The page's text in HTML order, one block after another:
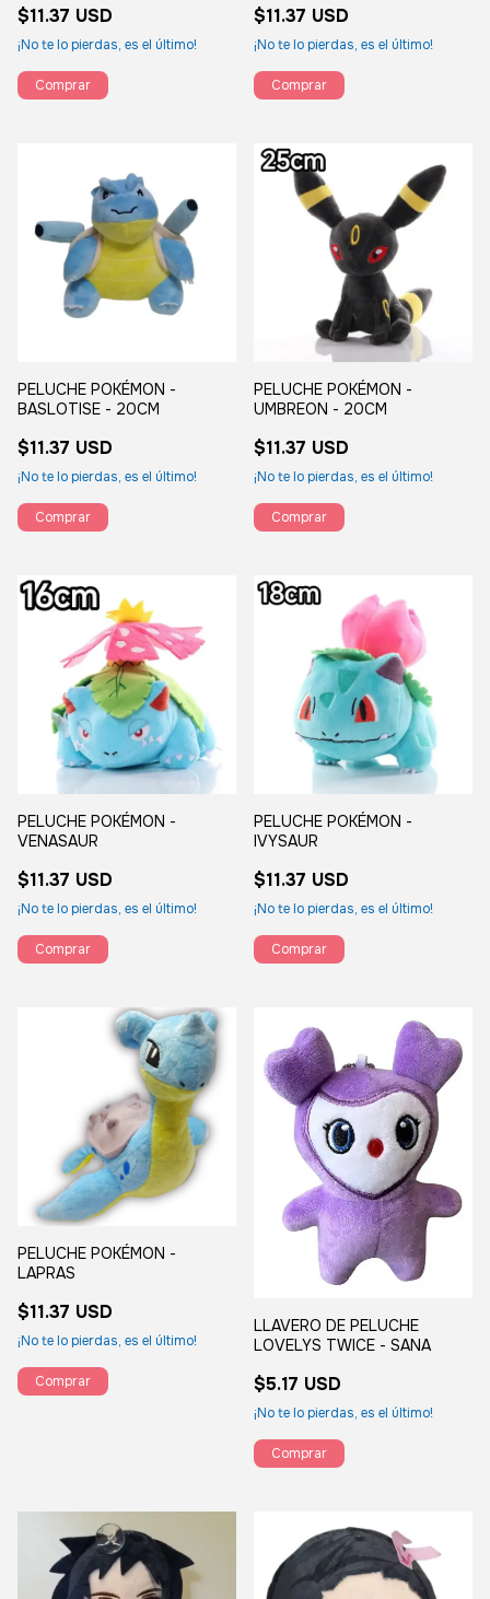
$11.37 USD
¡No te lo pierdas, es el último!
$11.37 USD
¡No te lo pierdas, es el último!
PELUCHE POKÉMON -
BASLOTISE - 20CM
$11.37 USD
¡No te lo pierdas, es el último!
PELUCHE POKÉMON -
UMBREON - 20CM
$11.37 USD
¡No te lo pierdas, es el último!
PELUCHE POKÉMON -
VENASAUR
$11.37 USD
¡No te lo pierdas, es el último!
PELUCHE POKÉMON -
IVYSAUR
$11.37 USD
¡No te lo pierdas, es el último!
PELUCHE POKÉMON -
LAPRAS
$11.37 USD
¡No te lo pierdas, es el último!
LLAVERO DE PELUCHE
LOVELYS TWICE - SANA
$5.17 USD
¡No te lo pierdas, es el último!